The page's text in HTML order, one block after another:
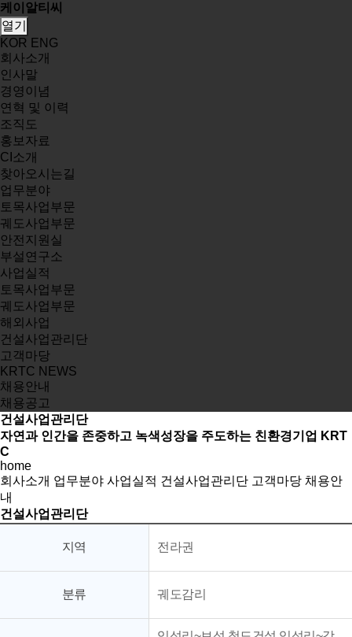
케이알티씨
열기
KOR ENG
회사소개
인사말
경영이념
연혁 및 이력
조직도
홍보자료
CI소개
찾아오시는길
업무분야
토목사업부문
궤도사업부문
안전지원실
부설연구소
사업실적
토목사업부문
궤도사업부문
해외사업
건설사업관리단
고객마당
KRTC NEWS
채용안내
채용공고
건설사업관리단
자연과 인간을 존중하고 녹색성장을 주도하는 친환경기업 KRT
C
home
회사소개 업무분야 사업실적 건설사업관리단 고객마당 채용안
내
건설사업관리단
지역 전라권
분류 궤도감리